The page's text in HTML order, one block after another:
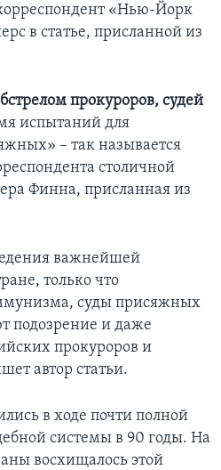
«Нью-Йорк
в статье, присланной из
прокуроров, судей
испытаний для
– так называется
столичной
Финна, присланная из
важнейшей
только что
суды присяжных
подозрение и даже
прокуроров и
автор статьи.
в ходе почти полной
системы в 90 годы. На
восхищалось этой